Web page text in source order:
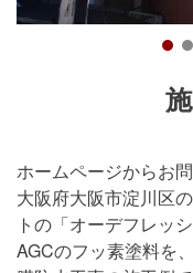
ホームページからお
大阪府大阪市淀川区
トの「オーデフレッ
AGCのフッ素塗料を